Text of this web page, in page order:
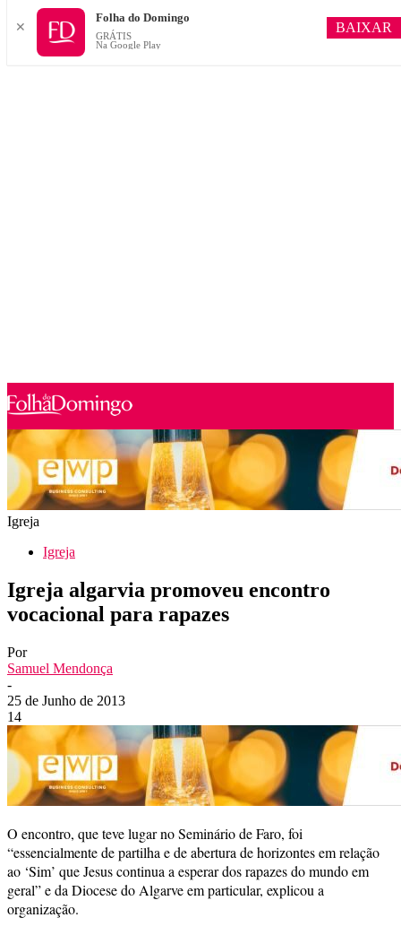
Igreja
Igreja
Igreja algarvia promoveu encontro
vocacional para rapazes
Por
Samuel Mendonça
-
25 de Junho de 2013
14
O encontro, que teve lugar no Seminário de Faro, foi
“essencialmente de partilha e de abertura de horizontes em relação
ao ‘Sim’ que Jesus continua a esperar dos rapazes do mundo em
geral” e da Diocese do Algarve em particular, explicou a
organização.
✕
Folha do Domingo
GRÁTIS
Na Google Play
BAIXAR